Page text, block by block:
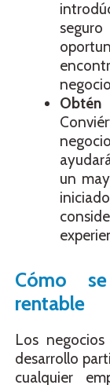
un
Cómo
rentable
Los
desarrollo
cualquier